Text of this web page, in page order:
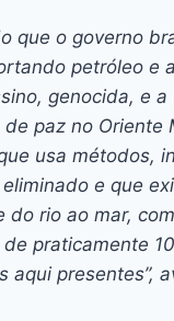
que o governo
petróleo e
genocida, e a
paz no Oriente
usa métodos,
e que
do rio ao mar,
praticamente
aqui presentes”,